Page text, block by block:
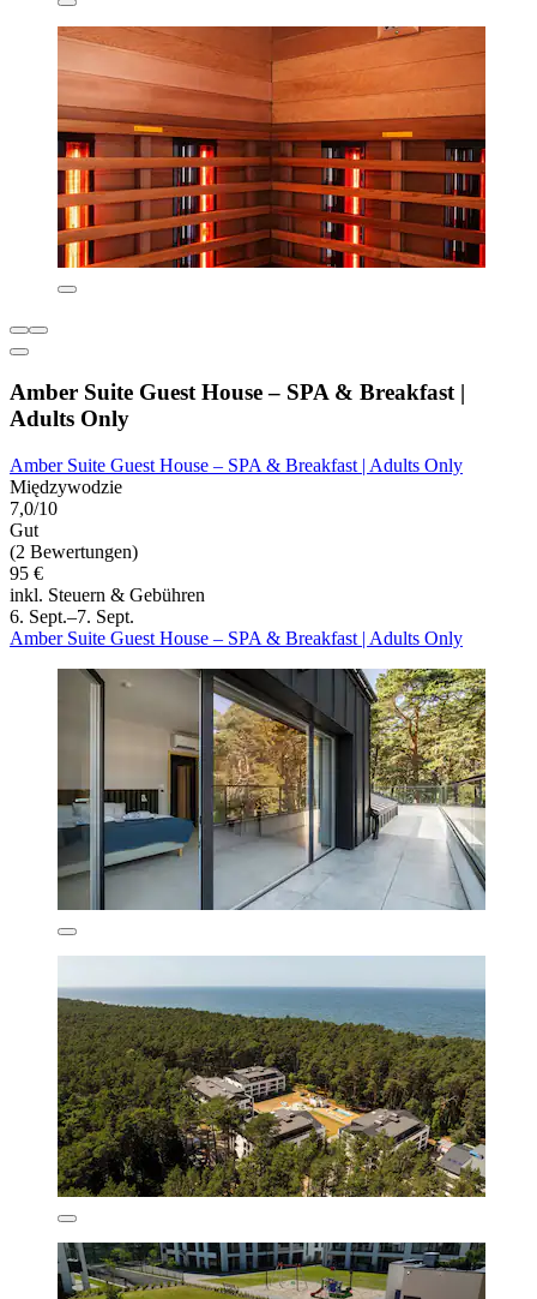
Amber Suite Guest House – SPA & Breakfast |
Adults Only
Amber Suite Guest House – SPA & Breakfast | Adults Only
Międzywodzie
7,0/10
Gut
(2 Bewertungen)
95 €
inkl. Steuern & Gebühren
6. Sept.–7. Sept.
Amber Suite Guest House – SPA & Breakfast | Adults Only